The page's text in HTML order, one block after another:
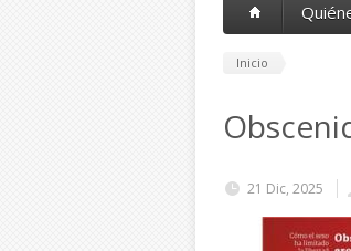
Inicio
21 Dic, 2025